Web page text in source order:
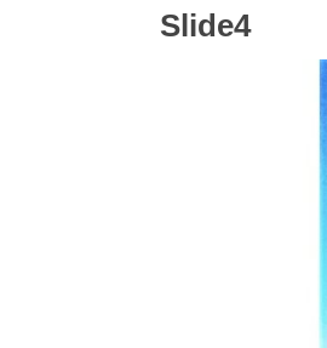
Slide4